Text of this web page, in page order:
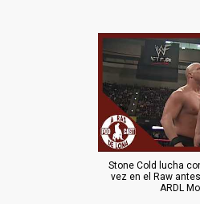
Stone Cold lucha
vez en el Raw
ARDL